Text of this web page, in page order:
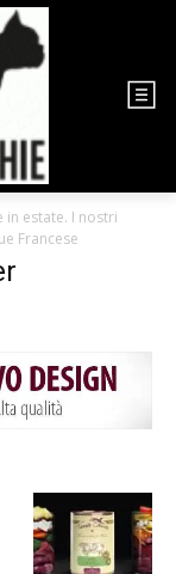
in estate. I nostri
Francese